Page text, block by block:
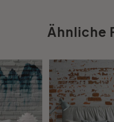
Ähnliche